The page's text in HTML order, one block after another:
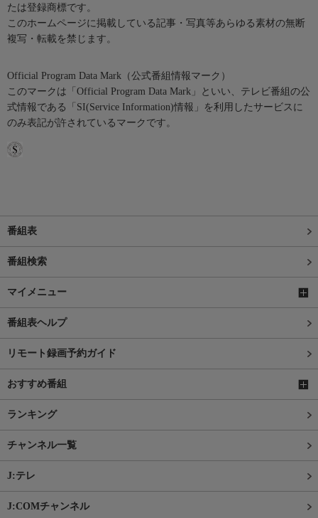
たは登録商標です。
このホームページに掲載している記事・写真等あらゆる素材の無断
複写・転載を禁じます。
Official Program Data Mark（公式番組情報マーク）
このマークは「Official Program Data Mark」といい、テレビ番組の公
式情報である「SI(Service Information)情報」を利用したサービスに
のみ表記が許されているマークです。
番組表
番組検索
マイメニュー
番組表ヘルプ
リモート録画予約ガイド
おすすめ番組
ランキング
チャンネル一覧
J:テレ
J:COMチャンネル